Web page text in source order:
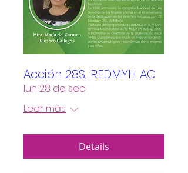
Acción 28S, REDMYH AC
lun 28 de sep
Leer más
Details